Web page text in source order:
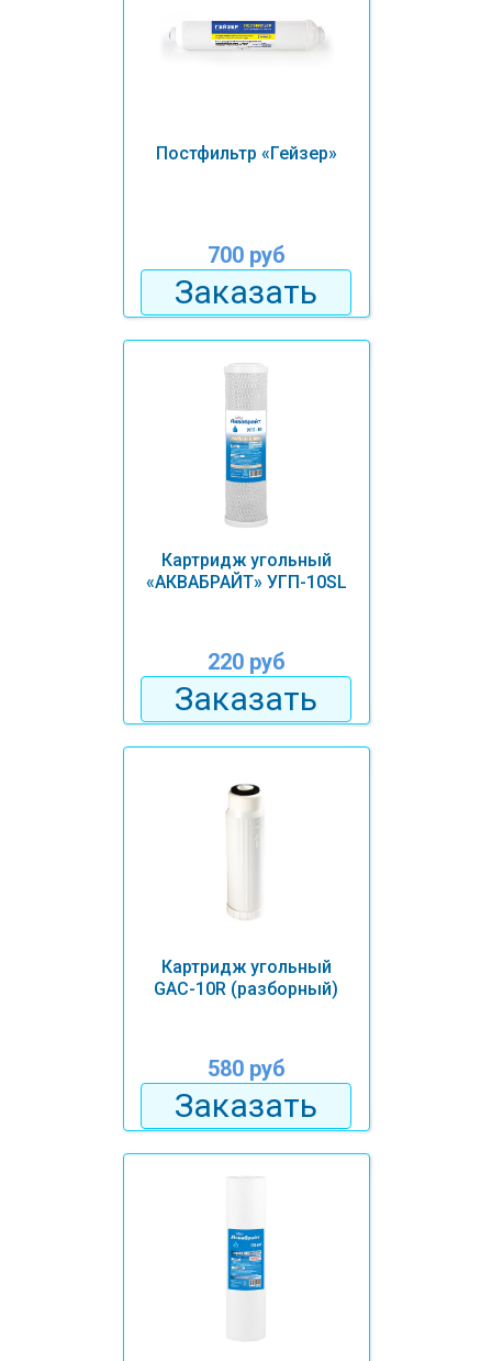
Постфильтр «Гейзер»
700 руб
Заказать
Картридж угольный
«АКВАБРАЙТ» УГП-10SL
220 руб
Заказать
Картридж угольный
GAC-10R (разборный)
580 руб
Заказать